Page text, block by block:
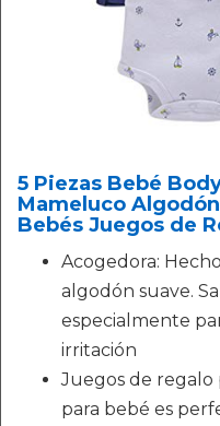
5 Piezas Bebé
Mameluco
Bebés Juegos de
Acogedora:
algodón suave.
especialmente
irritación
Juegos de
para bebé es